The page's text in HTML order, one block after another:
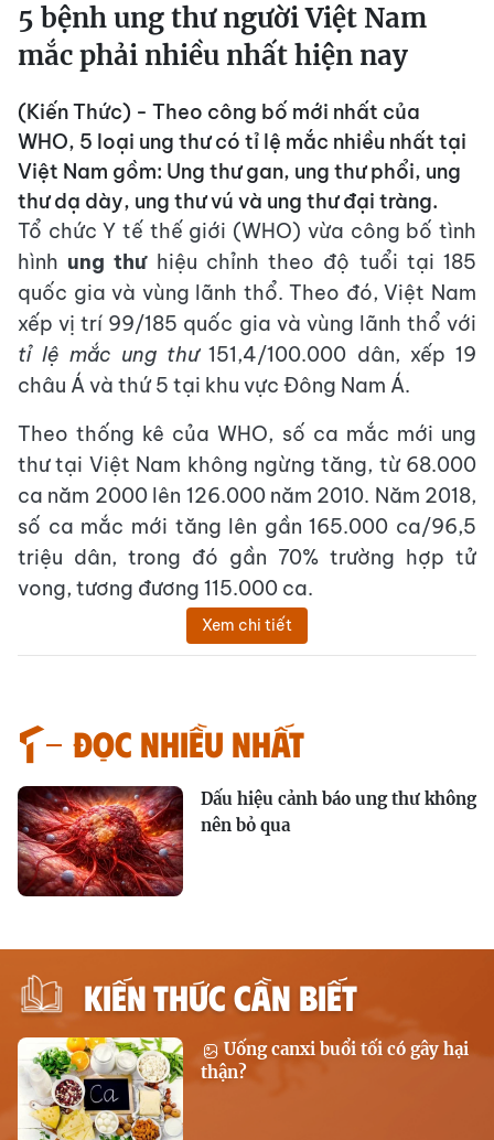
5 bệnh ung thư người Việt Nam
mắc phải nhiều nhất hiện nay
(Kiến Thức) - Theo công bố mới nhất của
WHO, 5 loại ung thư có tỉ lệ mắc nhiều nhất tại
Việt Nam gồm: Ung thư gan, ung thư phổi, ung
thư dạ dày, ung thư vú và ung thư đại tràng.
Tổ chức Y tế thế giới (WHO) vừa công bố tình
hình ung thưhiệu chỉnh theo độ tuổi tại 185
quốc gia và vùng lãnh thổ. Theo đó, Việt Nam
xếp vị trí 99/185 quốc gia và vùng lãnh thổ với
tỉ lệ mắc ung thư151,4/100.000 dân, xếp 19
châu Á và thứ 5 tại khu vực Đông Nam Á.
Theo thống kê của WHO, số ca mắc mới ung
thư tại Việt Nam không ngừng tăng, từ 68.000
ca năm 2000 lên 126.000 năm 2010. Năm 2018,
số ca mắc mới tăng lên gần 165.000 ca/96,5
triệu dân, trong đó gần 70% trường hợp tử
vong, tương đương 115.000 ca.
Xem chi tiết
Đọc nhiều nhất
Dấu hiệu cảnh báo ung thư không
nên bỏ qua
KIẾN THỨC CẦN BIẾT
Uống canxi buổi tối có gây hại
thận?